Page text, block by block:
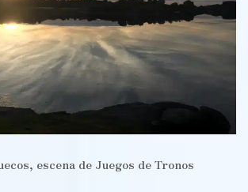
escena de Juegos de Tronos